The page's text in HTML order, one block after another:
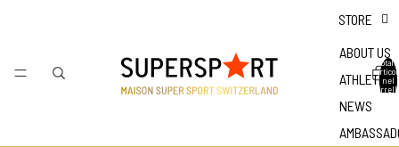
STORE
ABOUT US
ATHLETES
NEWS
Totale
nel